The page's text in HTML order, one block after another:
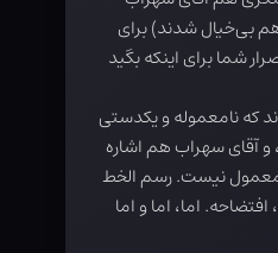
بی‌خیال شدند) برای
شما برای اینکه بگید
که نامعموله و یکدستی
و آقای سهراب هم اشاره
معمول نیست. رسم الخط
اما، اما و اما